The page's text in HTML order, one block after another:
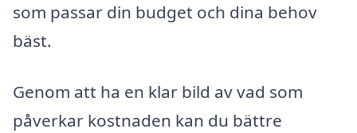
som passar din budget och dina behov
bäst.
Genom att ha en klar bild av vad som
påverkar kostnaden kan du bättre